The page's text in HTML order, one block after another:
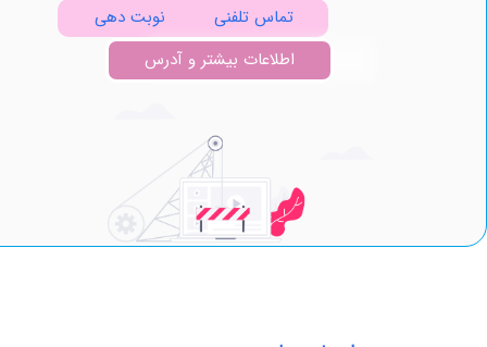
تماس تلفنی
نوبت دهی
اطلاعات بیشتر و آدرس